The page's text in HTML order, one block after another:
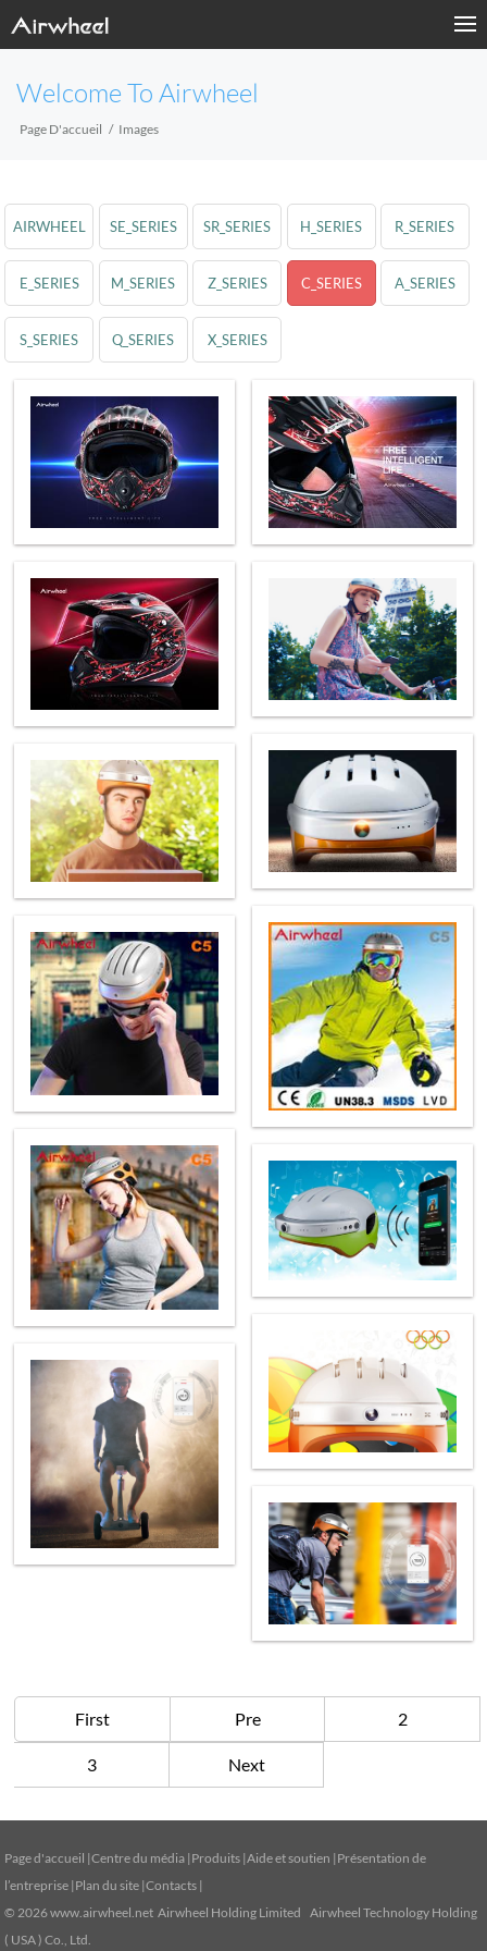
Welcome To Airwheel
Page D'accueil Images
AIRWHEEL SE_SERIES SR_SERIES H_SERIES R_SERIES
E_SERIES M_SERIES Z_SERIES C_SERIES A_SERIES
S_SERIES Q_SERIES X_SERIES
First Pre 2
3 Next
Page d'accueil |Centre du média | Produits |Aide et soutien | Présentation de
l’entreprise | Plan du site |Contacts |
© 2026www.airwheel.net Airwheel Holding Limited Airwheel Technology Holding
( USA ) Co., Ltd.